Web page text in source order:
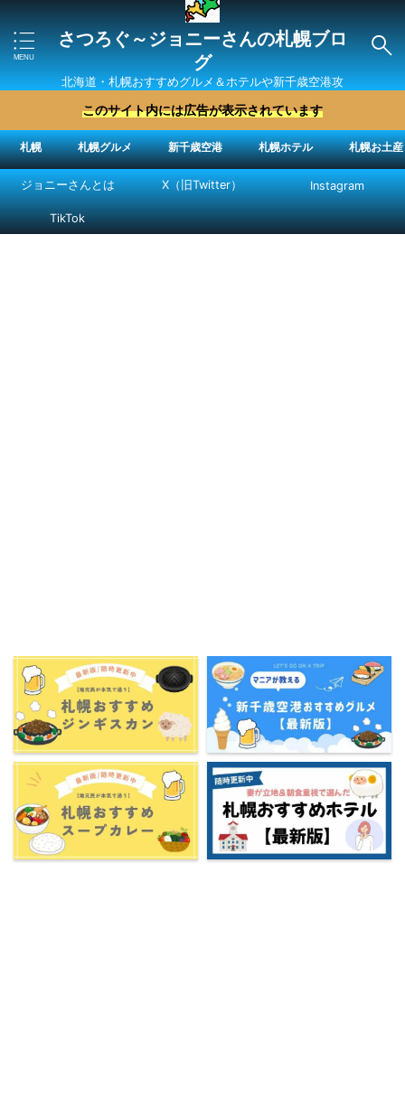
さつろぐ～ジョニーさんの札幌ブロ
グ
北海道・札幌おすすめグルメ＆ホテルや新千歳空港攻
略法を紹介 ″ジョニーさん“で検索
このサイト内には広告が表示されています
札幌 札幌グルメ 新千歳空港 札幌ホテル 札幌お土産
ジョニーさんとは X（旧Twitter） Instagram
TikTok